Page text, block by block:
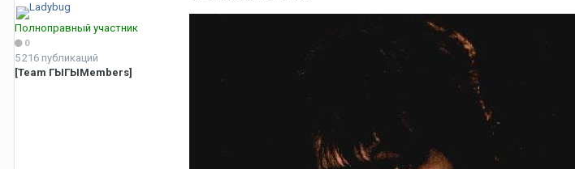
Полноправный участник
0
5 216 публикаций
[Team ГЫГЫMembers]